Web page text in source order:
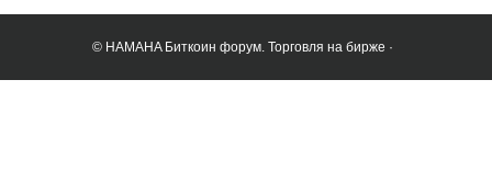
© HAMAHA Биткоин форум. Торговля на бирже ·